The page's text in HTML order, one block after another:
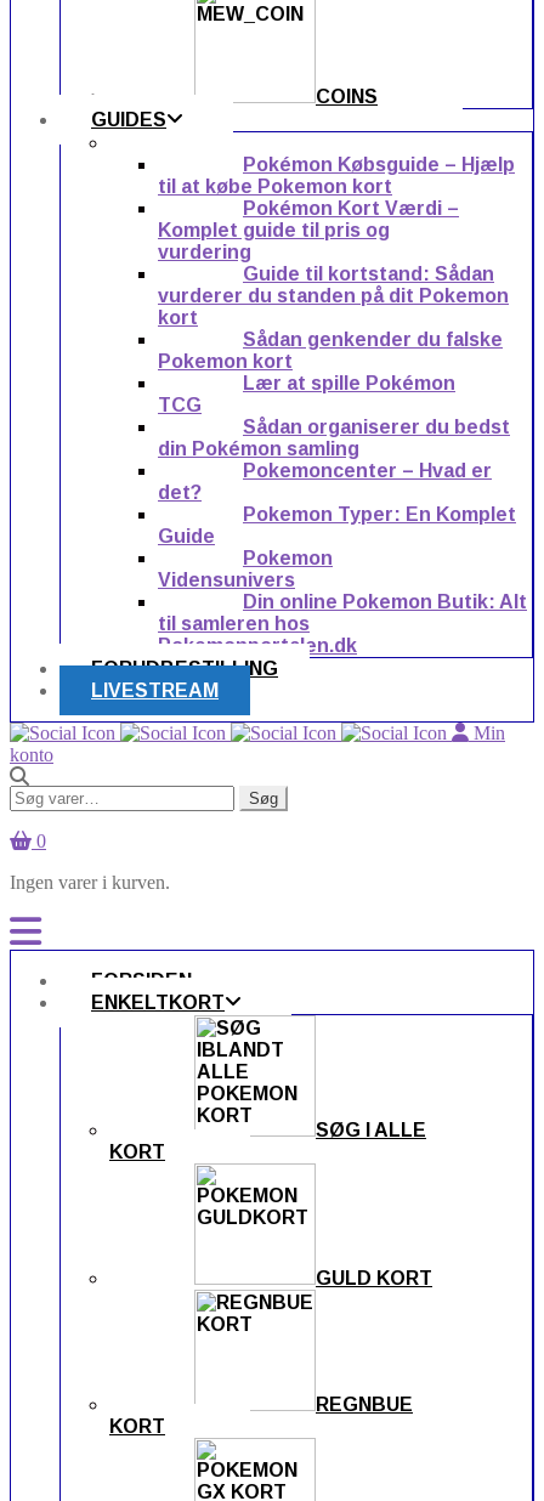
COINS
GUIDES
Pokémon Købsguide – Hjælp
til at købe Pokemon kort
Pokémon Kort Værdi –
Komplet guide til pris og
vurdering
Guide til kortstand: Sådan
vurderer du standen på dit Pokemon
kort
Sådan genkender du falske
Pokemon kort
Lær at spille Pokémon
TCG
Sådan organiserer du bedst
din Pokémon samling
Pokemoncenter – Hvad er
det?
Pokemon Typer: En Komplet
Guide
Pokemon
Vidensunivers
Din online Pokemon Butik: Alt
til samleren hos
Pokemonportalen.dk
FORUDBESTILLING
LIVESTREAM
Min
konto
Søg
efter:
Søg
0
Ingen varer i kurven.
FORSIDEN
ENKELTKORT
SØG I ALLE
KORT
GULD KORT
REGNBUE
KORT